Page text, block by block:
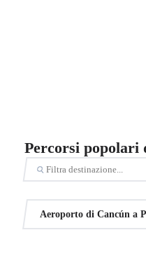
Percorsi popolari
Aeroporto di Cancún a